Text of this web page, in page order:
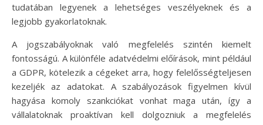
tudatában legyenek a lehetséges veszélyeknek és a
legjobb gyakorlatoknak.
A jogszabályoknak való megfelelés szintén kiemelt
fontosságú. A különféle adatvédelmi előírások, mint például
a GDPR, kötelezik a cégeket arra, hogy felelősségteljesen
kezeljék az adatokat. A szabályozások figyelmen kívül
hagyása komoly szankciókat vonhat maga után, így a
vállalatoknak proaktívan kell dolgozniuk a megfelelés